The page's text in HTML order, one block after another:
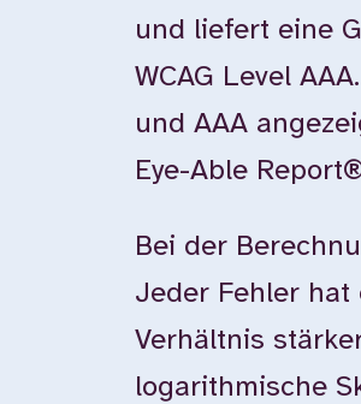
und liefert eine
WCAG Level
und AAA
Eye-Able
Bei der
Jeder Fehler hat
Verhältnis
logarithmische